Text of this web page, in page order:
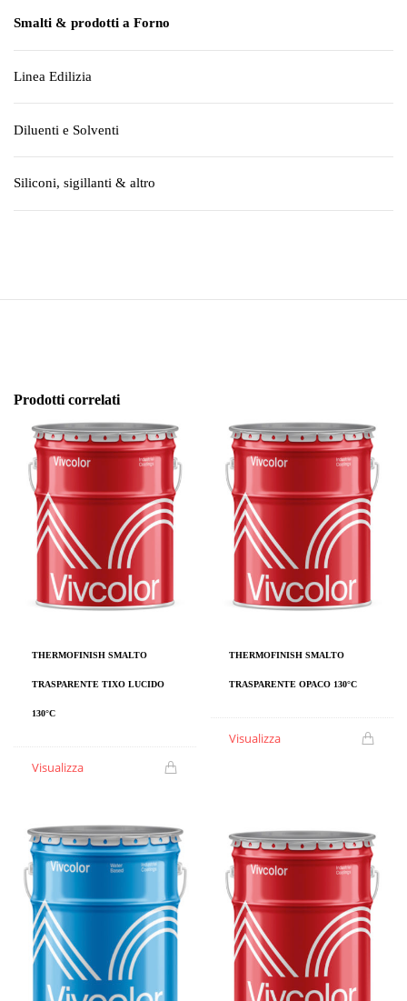
Smalti & prodotti a Forno
Linea Edilizia
Diluenti e Solventi
Siliconi, sigillanti & altro
Prodotti correlati
THERMOFINISH SMALTO
TRASPARENTE TIXO LUCIDO
130°C
Visualizza
THERMOFINISH SMALTO
TRASPARENTE OPACO 130°C
Visualizza